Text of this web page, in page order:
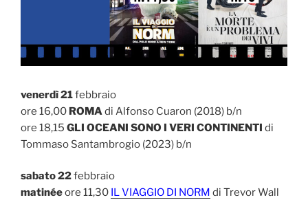
venerdì 21febbraio
ore 16,00 ROMAdi Alfonso Cuaron (2018) b/n
ore 18,15 GLI OCEANI SONO I VERI CONTINENTI di
Tommaso Santambrogio (2023) b/n
sabato 22febbraio
matinéeore 11,30 IL VIAGGIO DI NORM di Trevor Wall